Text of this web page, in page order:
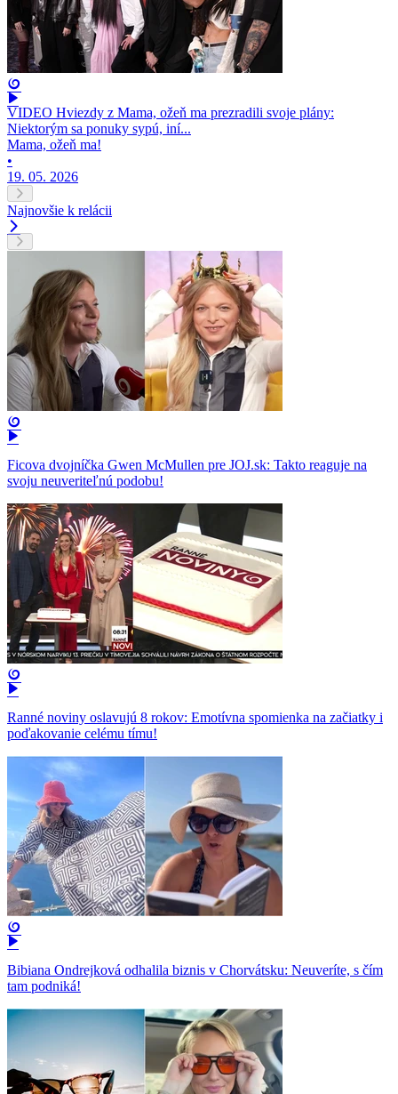
VIDEO Hviezdy z Mama, ožeň ma prezradili svoje plány:
Niektorým sa ponuky sypú, iní...
Mama, ožeň ma!
•
19. 05. 2026
Najnovšie k relácii
Ficova dvojníčka Gwen McMullen pre JOJ.sk: Takto reaguje na
svoju neuveriteľnú podobu!
Ranné noviny oslavujú 8 rokov: Emotívna spomienka na začiatky i
poďakovanie celému tímu!
Bibiana Ondrejková odhalila biznis v Chorvátsku: Neuveríte, s čím
tam podniká!